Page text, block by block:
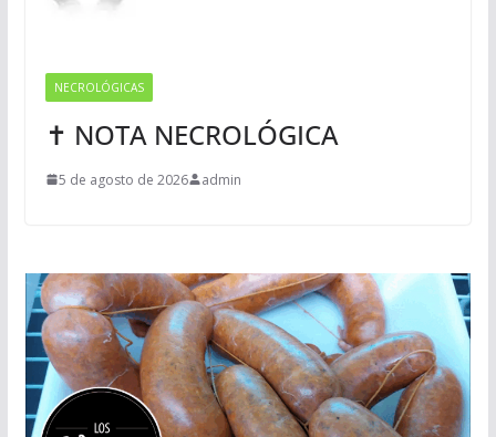
NECROLÓGICAS
✝ NOTA NECROLÓGICA
5 de agosto de 2026 admin